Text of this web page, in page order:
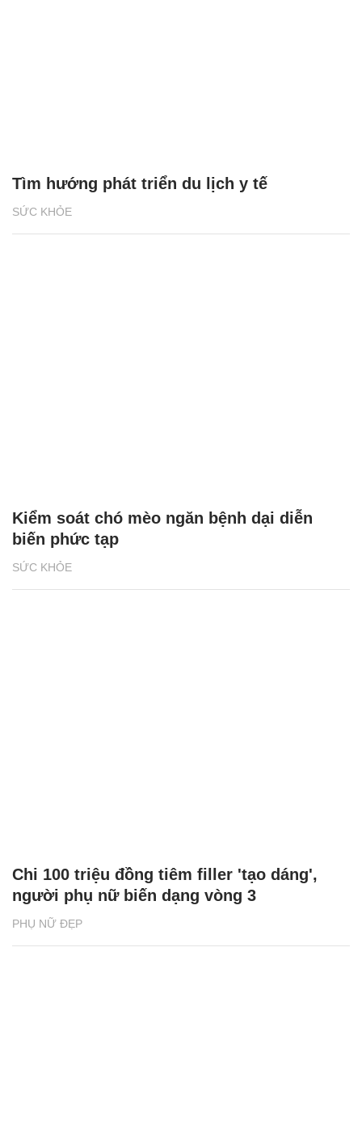
SỨC KHỎE
Tìm hướng phát triển du lịch y tế
SỨC KHỎE
Kiểm soát chó mèo ngăn bệnh dại diễn
biến phức tạp
PHỤ NỮ ĐẸP
Chi 100 triệu đồng tiêm filler 'tạo dáng',
người phụ nữ biến dạng vòng 3